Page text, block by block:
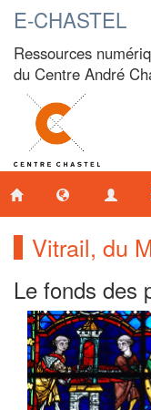
E-CHASTEL
Ressources
du Centre André
Vitrail, du
Le fonds des